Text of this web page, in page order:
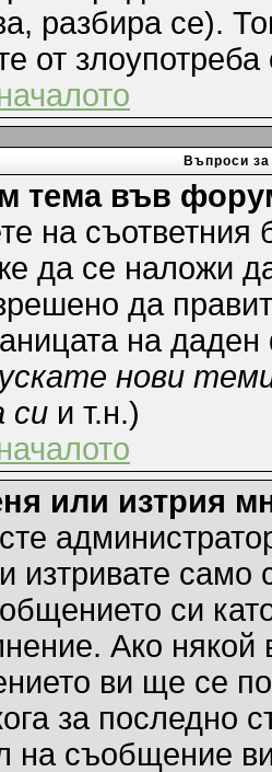
разбира се).
от
Въпроси
тема във
на
да се наложи
да
на
нови
си и т.н.)
или изтрия
изтривате
си
Ако
ви ще се
за последно
на съобщение